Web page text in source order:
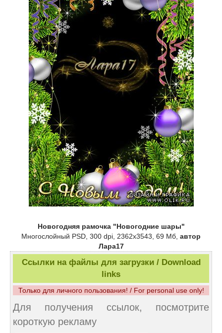
Новогодняя рамочка "Новогодние шары"
Многослойный PSD, 300 dpi, 2362х3543, 69 Мб, автор
Лара17
Ссылки на файлы для загрузки / Download
links
Только для личного пользования! / For personal use only!
Для получения ссылок, посмотрите
короткую рекламу